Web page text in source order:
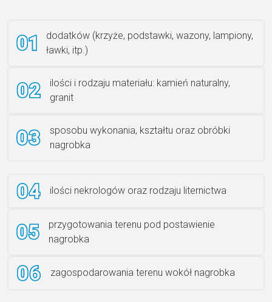
Ławka granitowa LG 12
dodatków (krzyże, podstawki, wazony, lampiony,
ławki, itp.)
ilości i rodzaju materiału: kamień naturalny,
granit
sposobu wykonania, kształtu oraz obróbki
nagrobka
ilości nekrologów oraz rodzaju liternictwa
przygotowania terenu pod postawienie
nagrobka
zagospodarowania terenu wokół nagrobka